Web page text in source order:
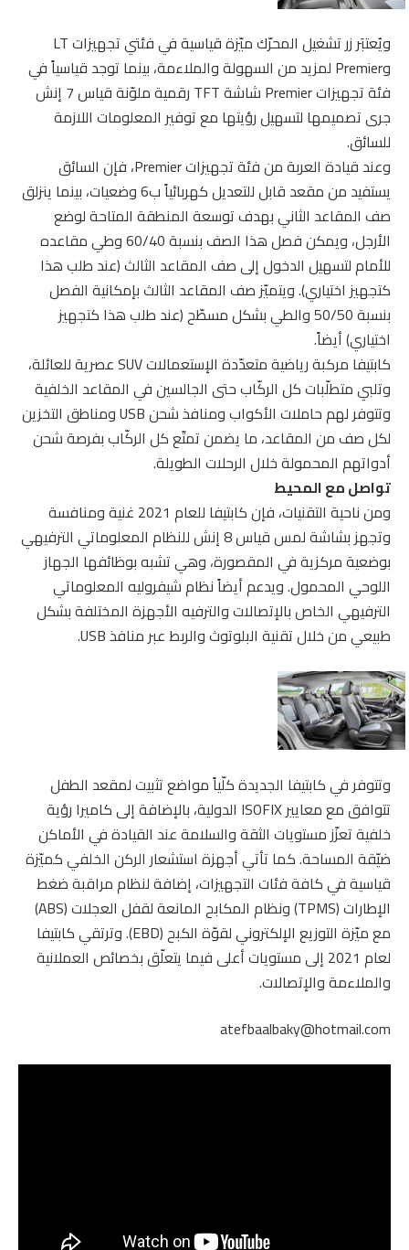
ويُعتبَر زر تشغيل المحرّك ميّزة قياسية في فئتي تجهيزات LT
وPremier لمزيد من السهولة والملاءمة، بينما توجد قياسياً في
فئة تجهيزات Premier شاشة TFT رقمية ملوّنة قياس 7 إنش
جرى تصميمها لتسهيل رؤيتها مع توفير المعلومات اللازمة
للسائق.
وعند قيادة العربة من فئة تجهيزات Premier، فإن السائق
يستفيد من مقعد قابل للتعديل كهربائياً ب6 وضعيات، بينما ينزلق
صف المقاعد الثاني بهدف توسعة المنطقة المتاحة لوضع
الأرجل، ويمكن فصل هذا الصف بنسبة 60/40 وطي مقاعده
للأمام لتسهيل الدخول إلى صف المقاعد الثالث (عند طلب هذا
كتجهيز اختياري). ويتميّز صف المقاعد الثالث بإمكانية الفصل
بنسبة 50/50 والطي بشكل مسطّح (عند طلب هذا كتجهيز
اختياري) أيضاً.
كابتيفا مركبة رياضية متعدّدة الإستعمالات SUV عصرية للعائلة،
وتلبي متطلّبات كل الركّاب حتى الجالسين في المقاعد الخلفية
وتتوفر لهم حاملات الأكواب ومنافذ شحن USB ومناطق التخزين
لكل صف من المقاعد، ما يضمن تمتّع كل الركّاب بفرصة شحن
أدواتهم المحمولة خلال الرحلات الطويلة.
تواصل مع المحيط
ومن ناحية التقنيات، فإن كابتيفا للعام 2021 غنية ومنافسة
وتجهز بشاشة لمس قياس 8 إنش للنظام المعلوماتي الترفيهي
بوضعية مركزية في المقصورة، وهي تشبه بوظائفها الجهاز
اللوحي المحمول. ويدعم أيضاً نظام شيفروليه المعلوماتي
الترفيهي الخاص بالإتصالات والترفيه الأجهزة المختلفة بشكل
طبيعي من خلال تقنية البلوتوث والربط عبر منافذ USB.
وتتوفر في كابتيفا الجديدة كلّياً مواضع تثبيت لمقعد الطفل
تتوافق مع معايير ISOFIX الدولية، بالإضافة إلى كاميرا رؤية
خلفية تعزّز مستويات الثقة والسلامة عند القيادة في الأماكن
ضيّقة المساحة. كما تأتي أجهزة استشعار الركن الخلفي كميّزة
قياسية في كافة فئات التجهيزات، إضافة لنظام مراقبة ضغط
الإطارات (TPMS) ونظام المكابح المانعة لقفل العجلات (ABS)
مع ميّزة التوزيع الإلكتروني لقوّة الكبح (EBD). وترتقي كابتيفا
لعام 2021 إلى مستويات أعلى فيما يتعلّق بخصائص العملانية
والملاءمة والإتصالات.
atefbaalbaky@hotmail.com